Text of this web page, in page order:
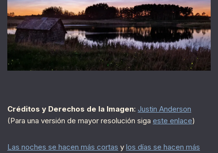
Créditos y Derechos de la Imagen: Justin Anderson
(Para una versión de mayor resolución siga este enlace)
Las noches se hacen más cortas y los días se hacen más